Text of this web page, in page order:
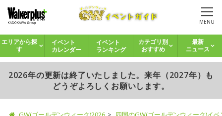
MENU
エリアから探
す
イベント
カレンダー
イベント
ランキング
カテゴリ別
おすすめ
最新
ニュース
2026年の更新は終了いたしました。来年（2027年）も
どうぞよろしくお願いします。